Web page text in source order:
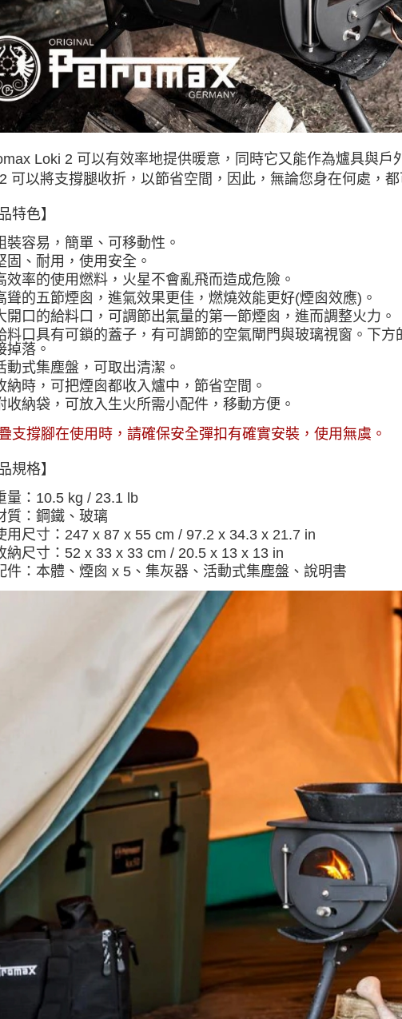
Loki 2 可以有效率地提供暖意， 同時它又能作為爐具與戶
可以將支撐腿收折，以節省空間， 因此，無論您身在何處，
特色】
裝容易，簡單、可移動性。
固、耐用，使用安全。
效率的使用燃料，火星不會亂飛而造成危險。
聳的五節煙囪，進氣效果更佳，燃燒效能更好(煙囪效應)。
開口的給料口，可調節出氣量的第一節煙囪，進而調整火力。
料口具有可鎖的蓋子，有可調節的空氣閘門與玻璃視窗。下
掉落。
動式集塵盤，可取出清潔。
納時，可把煙囪都收入爐中，節省空間。
收納袋，可放入生火所需小配件，移動方便。
支撐腳在使用時，請確保安全彈扣有確實安裝，使用無虞。
規格】
量： 10.5 kg / 23.1 lb
質：鋼鐵、玻璃
用尺寸： 247 x 87 x 55 cm / 97.2 x 34.3 x 21.7 in
納尺寸： 52 x 33 x 33 cm / 20.5 x 13 x 13 in
件：本體、煙囪 x 5、集灰器、活動式集塵盤、說明書